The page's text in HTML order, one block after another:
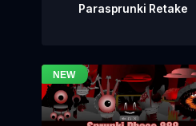
Parasprunki Retake